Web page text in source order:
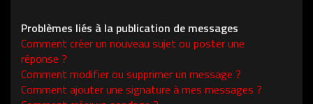
Problèmes liés à la publication de messages
Comment créer un nouveau sujet ou poster une
réponse ?
Comment modifier ou supprimer un message ?
Comment ajouter une signature à mes messages ?